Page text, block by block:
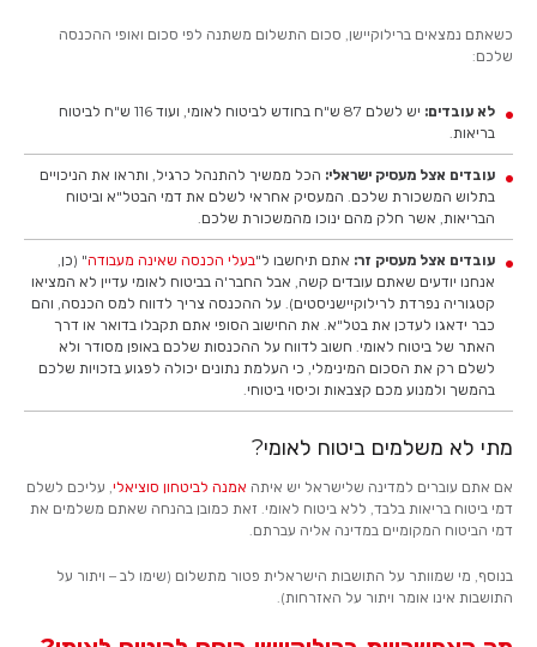
כשאתם נמצאים ברילוקיישן, סכום התשלום משתנה לפי סכום ואופי ההכנסה
שלכם:
לא עובדים:
יש לשלם 87 ש"ח בחודש לביטוח לאומי, ועוד 116 ש"ח לביטוח
בריאות.
עובדים אצל מעסיק ישראלי: הכל ממשיך להתנהל כרגיל, ותראו את הניכויים
בתלוש המשכורת שלכם. המעסיק אחראי לשלם את דמי הבטל"א וביטוח
הבריאות, אשר חלק מהם ינוכו מהמשכורת שלכם.
עובדים אצל מעסיק זר: אתם תיחשבו ל"בעלי הכנסה שאינה מעבודה" (כן,
אנחנו יודעים שאתם עובדים קשה, אבל החבר'ה בביטוח לאומי עדיין לא המציאו
קטגוריה נפרדת לרילוקיישניסטים). על ההכנסה צריך לדווח למס הכנסה, והם
כבר ידאגו לעדכן את בטל"א. את החישוב הסופי אתם תקבלו בדואר או דרך
האתר של ביטוח לאומי. חשוב לדווח על ההכנסות שלכם באופן מסודר ולא
לשלם רק את הסכום המינימלי, כי העלמת נתונים יכולה לפגוע בזכויות שלכם
בהמשך ולמנוע מכם קצבאות וכיסוי ביטוחי.
מתי לא משלמים ביטוח לאומי?
אם אתם עוברים למדינה שלישראל יש איתה אמנה לביטחון סוציאלי, עליכם לשלם
דמי ביטוח בריאות בלבד, ללא ביטוח לאומי. זאת כמובן בהנחה שאתם משלמים את
דמי הביטוח המקומיים במדינה אליה עברתם.
בנוסף, מי שמוותר על התושבות הישראלית פטור מתשלום (שימו לב – ויתור על
התושבות אינו אומר ויתור על האזרחות).